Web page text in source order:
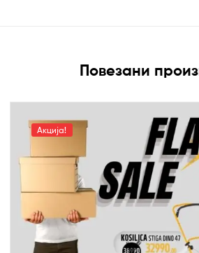
Повезани
Акција!